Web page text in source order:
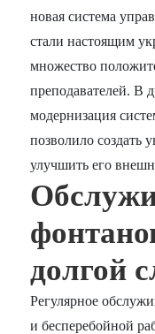
новая система
стали настоящим
множество
преподавателей. В
модернизация
позволило создать
улучшить его
долгой
Регулярное
и бесперебойной